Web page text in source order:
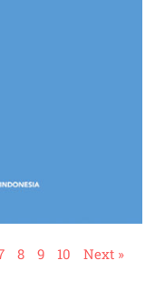
8 9 10 Next »